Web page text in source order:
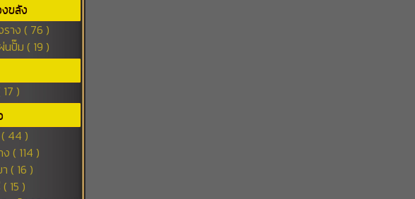
ขลัง
ราง ( 76 )
ปั๊ม ( 19 )
)
44 )
( 114 )
( 16 )
15 )